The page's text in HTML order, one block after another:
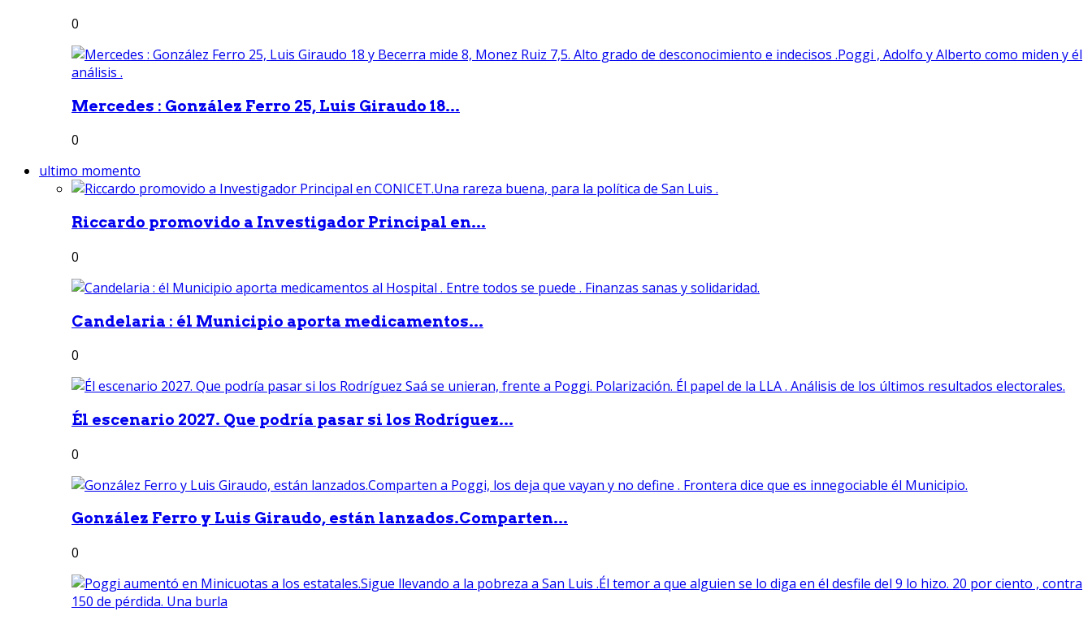
0
Mercedes : González Ferro 25, Luis Giraudo 18...
0
ultimo momento
Riccardo promovido a Investigador Principal en...
0
Candelaria : él Municipio aporta medicamentos...
0
Él escenario 2027. Que podría pasar si los Rodríguez...
0
González Ferro y Luis Giraudo, están lanzados.Comparten...
0